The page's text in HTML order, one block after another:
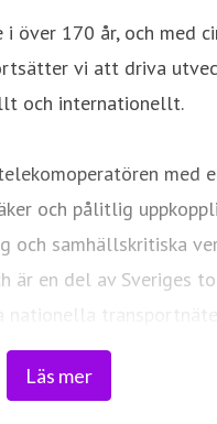
Läs mer
över 170 år, och med
vi att driva
och internationellt.
med
och pålitlig
samhällskritiska
är en del av Sveriges
nationella
och mer